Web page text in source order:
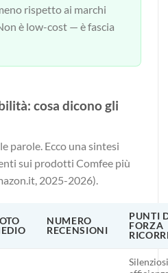
rispetto ai marchi
è low-cost — è fascia
cosa dicono gli
parole. Ecco una sintesi
sui prodotti Comfee più
2025-2026).
NUMERO
RECENSIONI
PUNTI
FORZA